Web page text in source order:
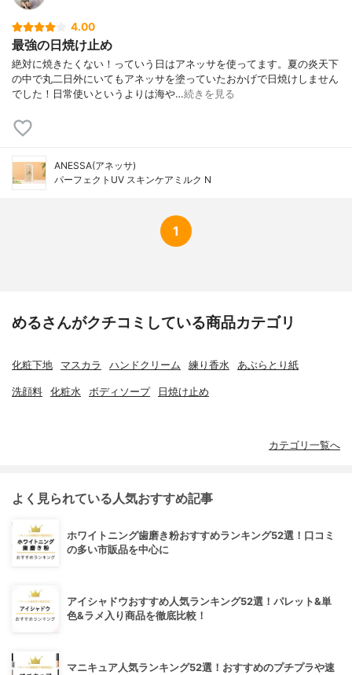
4.00
最強の日焼け止め
絶対に焼きたくない！っていう日はアネッサを使ってます。夏の炎天下
の中で丸二日外にいてもアネッサを塗っていたおかげで日焼けしません
でした！日常使いというよりは海や…続きを見る
ANESSA(アネッサ)
パーフェクトUV スキンケアミルク N
1
めるさんがクチコミしている商品カテゴリ
化粧下地 マスカラ ハンドクリーム 練り香水 あぶらとり紙
洗顔料 化粧水 ボディソープ 日焼け止め
カテゴリ一覧へ
よく見られている人気おすすめ記事
ホワイトニング歯磨き粉おすすめランキング52選！口コミ
の多い市販品を中心に
アイシャドウおすすめ人気ランキング52選！パレット&単
色&ラメ入り商品を徹底比較！
マニキュア人気ランキング52選！おすすめのプチプラや速